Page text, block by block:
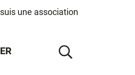
une association
AFFICHER